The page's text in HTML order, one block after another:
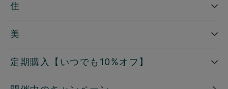
住
美
定期購入【いつでも10%オフ】